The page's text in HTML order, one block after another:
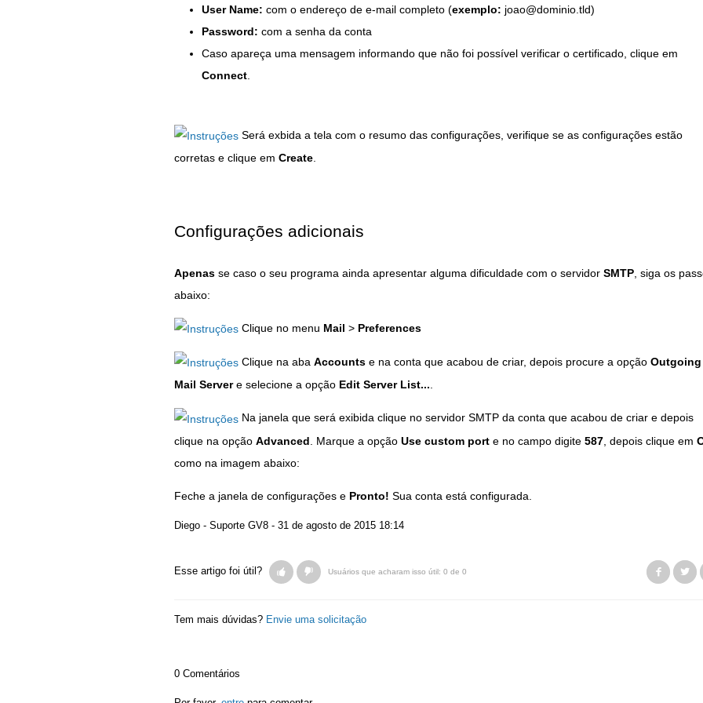
User Name: com o endereço de e-mail completo (exemplo: joao@dominio.tld)
Password: com a senha da conta
Caso apareça uma mensagem informando que não foi possível verificar o certificado, clique em
Connect
Será exbida a tela com o resumo das configurações, verifique se as configurações estão
corretas e clique em Create
Configurações adicionais
Apenas se caso o seu programa ainda apresentar alguma dificuldade com o servidor SMTP , siga os
abaixo:
Clique no menu Mail > Preferences
Clique na aba Accounts e na conta que acabou de criar, depois procure a opção Outgoing
Mail Servere selecione a opção Edit Server List....
Na janela que será exibida clique no servidor SMTP da conta que acabou de criar e depois
clique na opção Advanced . Marque a opção Use custom port e no campo digite 587 , depois clique em
como na imagem abaixo:
Feche a janela de configurações e Pronto! Sua conta está configurada.
Diego - Suporte GV8 - 31 de agosto de 2015 18:14
Esse artigo foi útil? Usuários que acharam isso útil: 0 de 0
Tem mais dúvidas? Envie uma solicitação
0 Comentários